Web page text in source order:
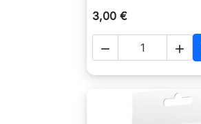
3,00 €
 